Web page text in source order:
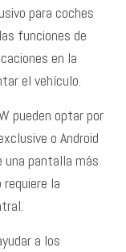
para coches
funciones de
en la
el vehículo.
pueden optar por
o Android
una pantalla más
la
a los